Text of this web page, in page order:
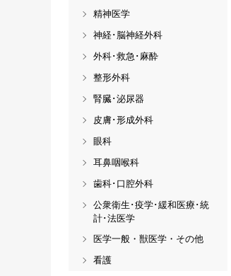
精神医学
神経･脳神経外科
外科･救急･麻酔
整形外科
腎臓･泌尿器
皮膚･形成外科
眼科
耳鼻咽喉科
歯科･口腔外科
公衆衛生･疫学･緩和医療･統
計･法医学
医学一般・獣医学・その他
看護